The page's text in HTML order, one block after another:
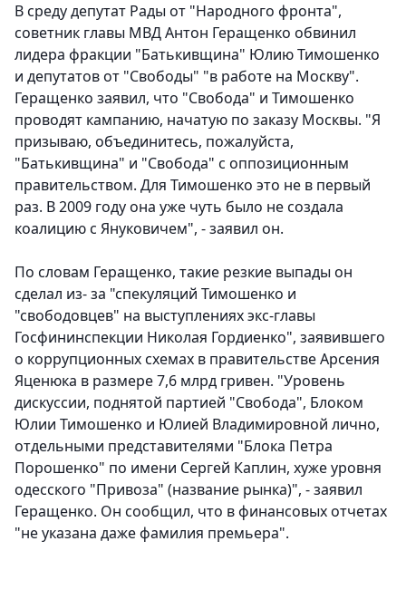
В среду депутат Рады от "Народного фронта",
советник главы МВД Антон Геращенко обвинил
лидера фракции "Батькивщина" Юлию Тимошенко
и депутатов от "Свободы" "в работе на Москву".
Геращенко заявил, что "Свобода" и Тимошенко
проводят кампанию, начатую по заказу Москвы. "Я
призываю, объединитесь, пожалуйста,
"Батькивщина" и "Свобода" с оппозиционным
правительством. Для Тимошенко это не в первый
раз. В 2009 году она уже чуть было не создала
коалицию с Януковичем", - заявил он.
По словам Геращенко, такие резкие выпады он
сделал из- за "спекуляций Тимошенко и
"свободовцев" на выступлениях экс-главы
Госфининспекции Николая Гордиенко", заявившего
о коррупционных схемах в правительстве Арсения
Яценюка в размере 7,6 млрд гривен. "Уровень
дискуссии, поднятой партией "Свобода", Блоком
Юлии Тимошенко и Юлией Владимировной лично,
отдельными представителями "Блока Петра
Порошенко" по имени Сергей Каплин, хуже уровня
одесского "Привоза" (название рынка)", - заявил
Геращенко. Он сообщил, что в финансовых отчетах
"не указана даже фамилия премьера".